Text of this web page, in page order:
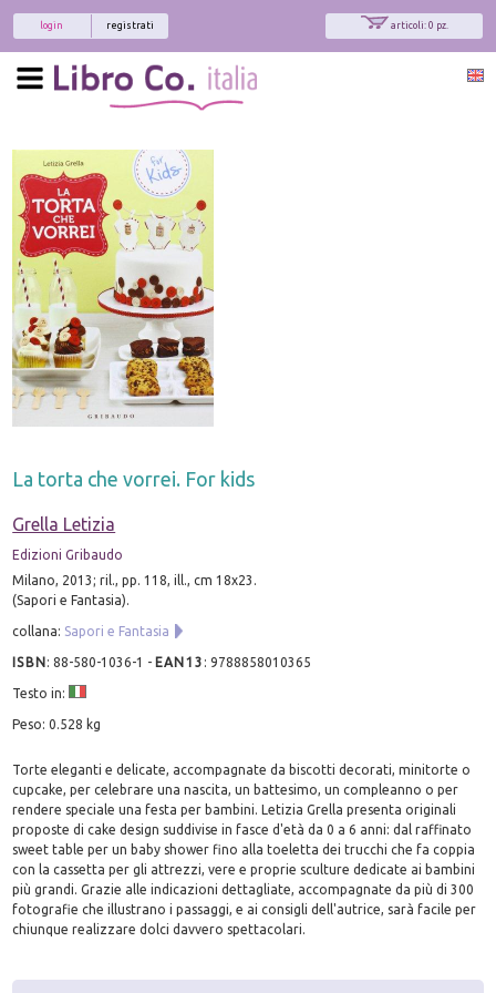
articoli: 0 pz.
registrati
login
La torta che vorrei. For kids
Grella Letizia
Edizioni Gribaudo
Milano, 2013; ril., pp. 118, ill., cm 18x23.
(Sapori e Fantasia).
collana: Sapori e Fantasia
ISBN:88-580-1036-1 - EAN13 :9788858010365
Testo in:
Peso: 0.528 kg
Torte eleganti e delicate, accompagnate da biscotti decorati, minitorte o
cupcake, per celebrare una nascita, un battesimo, un compleanno o per
rendere speciale una festa per bambini. Letizia Grella presenta originali
proposte di cake design suddivise in fasce d'età da 0 a 6 anni: dal raffinato
sweet table per un baby shower fino alla toeletta dei trucchi che fa coppia
con la cassetta per gli attrezzi, vere e proprie sculture dedicate ai bambini
più grandi. Grazie alle indicazioni dettagliate, accompagnate da più di 300
fotografie che illustrano i passaggi, e ai consigli dell'autrice, sarà facile per
chiunque realizzare dolci davvero spettacolari.